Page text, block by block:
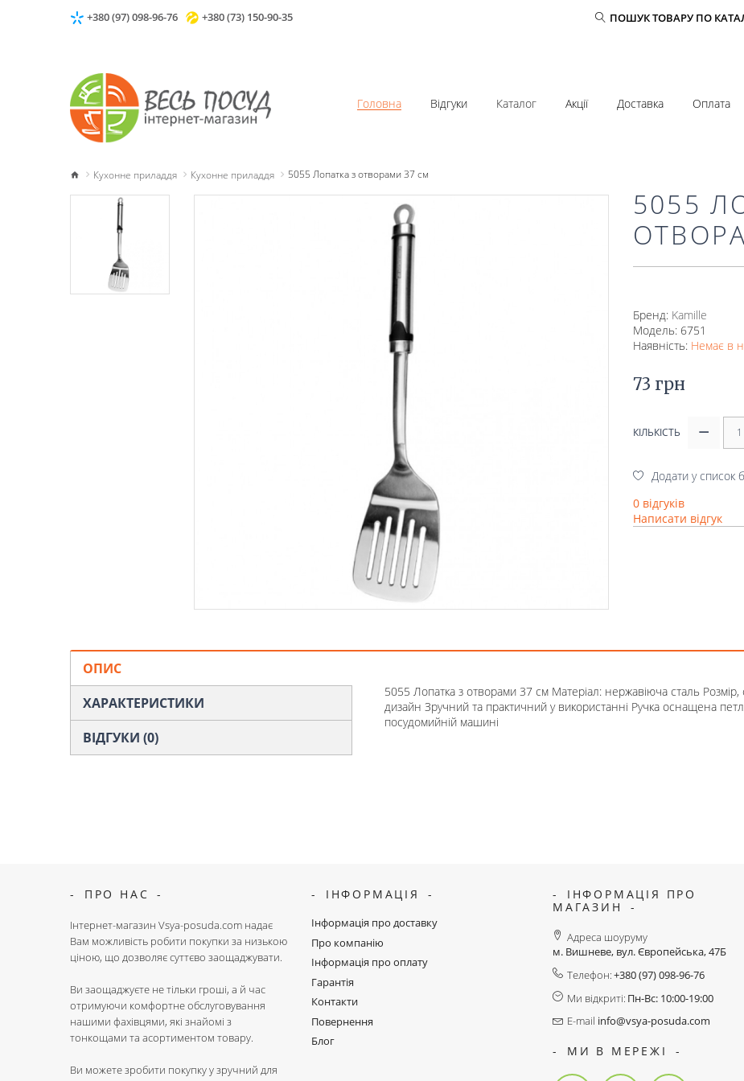
+380 (97) 098-96-76 +380 (73) 150-90-35 ПОШУК ТОВАРУ ПО
Головна Відгуки Каталог Акції Доставка Оплата
Кухонне приладдя Кухонне приладдя 5055 Лопатка з отворами 37 см
5055
Бренд: Kamille
Модель: 6751
Наявність: Немає в
73 грн
КІЛЬКІСТЬ
Додати у список
0 відгуків
Написати відгук
ОПИС
ХАРАКТЕРИСТИКИ
ВІДГУКИ (0)
5055 Лопатка з отворами 37 см Матеріал: нержавіюча сталь
дизайн Зручний та практичний у використанні Ручка оснащена
посудомийній машині
ПРО НАС
Інтернет-магазин Vsya-posuda.com надає
Вам можливість робити покупки за низькою
ціною, що дозволяє суттєво заощаджувати.
Ви заощаджуєте не тільки гроші, а й час
отримуючи комфортне обслуговування
нашими фахівцями, які знайомі з
тонкощами та асортиментом товару.
Ви можете зробити покупку у зручний для
ІНФОРМАЦІЯ
Інформація про доставку
Про компанію
Інформація про оплату
Гарантія
Контакти
Повернення
Блог
ІНФОРМАЦІЯ ПРО
МАГАЗИН
Адреса шоуруму
м. Вишневе, вул. Європейська, 47Б
Телефон:+380 (97) 098-96-76
Ми відкриті: Пн-Вс: 10:00-19:00
E-mail info@vsya-posuda.com
МИ В МЕРЕЖІ